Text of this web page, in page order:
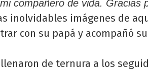
compañero de vida. Gracias
inolvidables imágenes de
con su papá y acompañó
de ternura a los